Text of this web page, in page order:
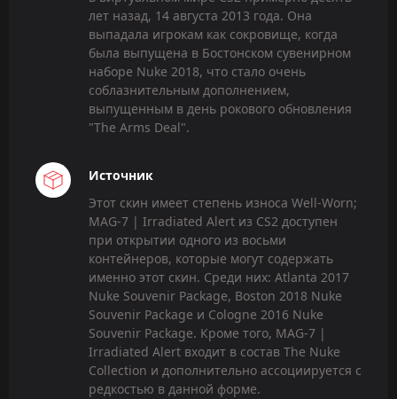
лет назад, 14 августа 2013 года. Она
выпадала игрокам как сокровище, когда
была выпущена в Бостонском сувенирном
наборе Nuke 2018, что стало очень
соблазнительным дополнением,
выпущенным в день рокового обновления
"The Arms Deal".
Источник
Этот скин имеет степень износа Well-Worn;
MAG-7 | Irradiated Alert из CS2 доступен
при открытии одного из восьми
контейнеров, которые могут содержать
именно этот скин. Среди них: Atlanta 2017
Nuke Souvenir Package, Boston 2018 Nuke
Souvenir Package и Cologne 2016 Nuke
Souvenir Package. Кроме того, MAG-7 |
Irradiated Alert входит в состав The Nuke
Collection и дополнительно ассоциируется с
редкостью в данной форме.